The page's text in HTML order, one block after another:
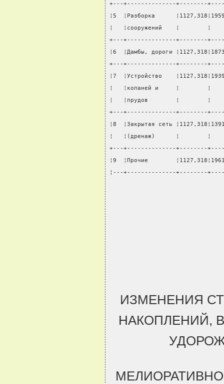
+---+--------------+--------
¦5  ¦Разборка
¦   ¦сооружений    ¦
+---+--------------+--------
¦6  ¦Дамбы, дороги
+---+--------------+--------
¦7  ¦Устройство
¦   ¦копаней и     ¦
¦   ¦прудов        ¦
+---+--------------+--------
¦8  ¦Закрытая сеть
¦   ¦(дренаж)      ¦
+---+--------------+--------
¦9  ¦Прочие
¦---+--------------+--------
ИЗМЕНЕНИЯ
НАКОПЛЕНИЙ,